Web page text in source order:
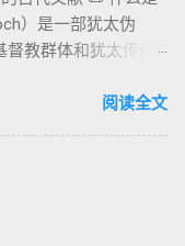
才能维持这同在；
耶和华”的与“归于
路斯 （Tartarus）”指
书/启示录 中的“ 人子
（太24–25；启1、
学解释，补给了新约
参弗6:12“执政掌
册卷与火刑等图像，
对不义富者的警告
82: 1, 申 32: 8– 9
施行 神 审判者 出
） 出 7: 1 神 的 代言
强调 尊贵 超自然 的
plural） 三、
性（ 创世 记 1: 1） “
）是一部犹太伪
教群体和犹太传统
使、堕落、审判和弥
秘的记载激发了后世
。《以诺书》便是
《以诺书》并非一
阅读全文